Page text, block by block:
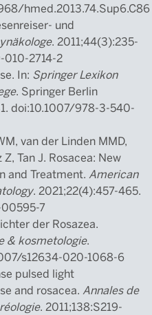
hmed.2013.74.Sup6.C86
und
. 2011;44(3):235-
010-2714-2
In: Springer Lexikon
. Springer Berlin
doi:10.1007/978-3-540-
van der Linden MMD,
Tan J. Rosacea: New
and Treatment. American
. 2021;22(4):457-465.
7
der Rosazea.
& kosmetologie.
s12634-020-1068-6
pulsed light
and rosacea. Annales de
. 2011;138:S219-